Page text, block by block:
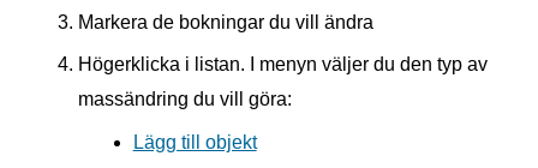
Markera de bokningar du vill ändra
Högerklicka i listan. I menyn väljer du den typ av
massändring du vill göra:
Lägg till objekt